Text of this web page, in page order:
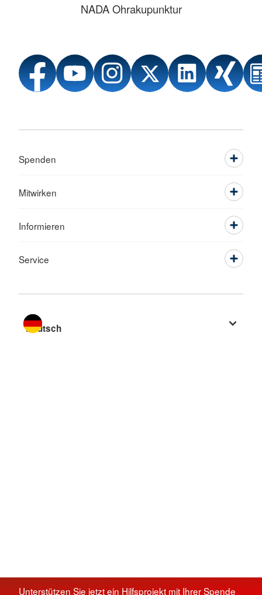
Unterstützen Sie jetzt ein Hilfsprojekt mit Ihrer Spende
NADA Ohrakupunktur
Spenden
Mitwirken
Informieren
Service
Sprache wechseln zu